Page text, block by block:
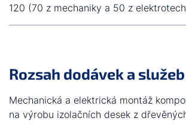
120 (70 z mechaniky a 50 z
Rozsah dodávek a služeb
Mechanická a elektrická montáž
na výrobu izolačních desek z